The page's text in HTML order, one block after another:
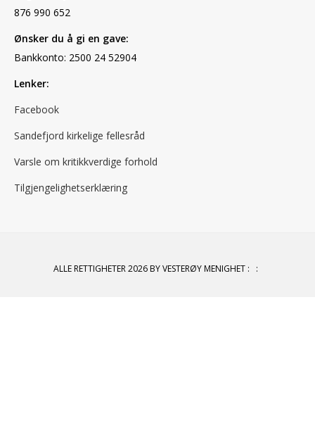
876 990 652
Ønsker du å gi en gave:
Bankkonto: 2500 24 52904
Lenker:
Facebook
Sandefjord kirkelige fellesråd
Varsle om kritikkverdige forhold
Tilgjengelighetserklæring
ALLE RETTIGHETER 2026 BY VESTERØY MENIGHET: :